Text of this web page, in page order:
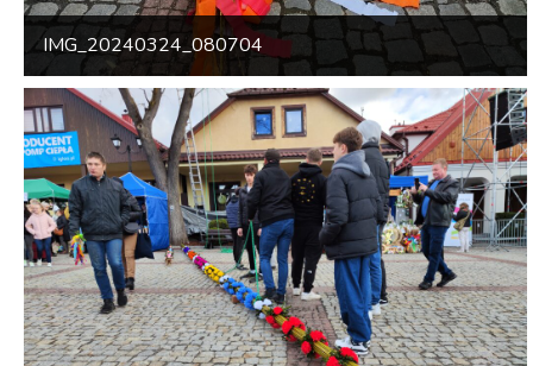
IMG_20240324_080704